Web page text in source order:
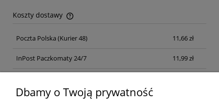
Koszty dostawy
Cena nie zawiera ewentualnych kosztów płatności
Poczta Polska (Kurier 48) 11,66 zł
InPost Paczkomaty 24/7 11,99 zł
Dbamy o Twoją prywatność